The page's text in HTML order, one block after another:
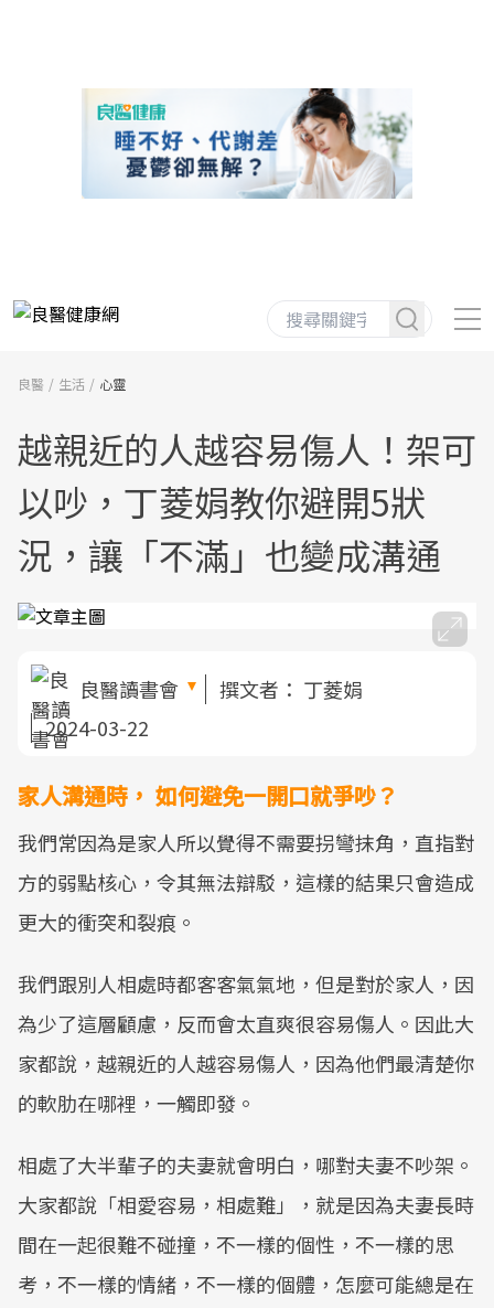
良醫 生活 心靈
越親近的人越容易傷人！架可
以吵，丁菱娟教你避開5狀
況，讓「不滿」也變成溝通
良醫讀書會 撰文者： 丁菱娟
2024-03-22
家人溝通時， 如何避免一開口就爭吵？
我們常因為是家人所以覺得不需要拐彎抹角，直指對
方的弱點核心，令其無法辯駁，這樣的結果只會造成
更大的衝突和裂痕。
我們跟別人相處時都客客氣氣地，但是對於家人，因
為少了這層顧慮，反而會太直爽很容易傷人。因此大
家都說，越親近的人越容易傷人，因為他們最清楚你
的軟肋在哪裡，一觸即發。
相處了大半輩子的夫妻就會明白，哪對夫妻不吵架。
大家都說「相愛容易，相處難」，就是因為夫妻長時
間在一起很難不碰撞，不一樣的個性，不一樣的思
考，不一樣的情緒，不一樣的個體，怎麼可能總是在